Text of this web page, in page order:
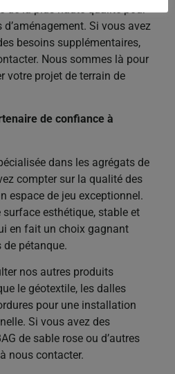
de la plus haute qualité pour
Si vous avez
besoins supplémentaires,
Nous sommes là pour
votre projet de terrain de
de confiance à
dans les agrégats de
compter sur la qualité des
espace de jeu exceptionnel.
esthétique, stable et
en fait un choix gagnant
pétanque.
nos autres produits
le géotextile, les dalles
pour une installation
Si vous avez des
de sable rose ou d’autres
nous contacter.